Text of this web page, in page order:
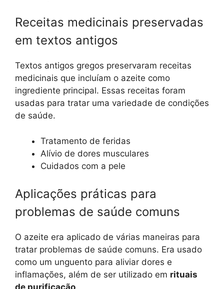
Receitas medicinais preservadas
em textos antigos
Textos antigos gregos preservaram receitas
medicinais que incluíam o azeite como
ingrediente principal. Essas receitas foram
usadas para tratar uma variedade de condições
de saúde.
Tratamento de feridas
Alívio de dores musculares
Cuidados com a pele
Aplicações práticas para
problemas de saúde comuns
O azeite era aplicado de várias maneiras para
tratar problemas de saúde comuns. Era usado
como um unguento para aliviar dores e
inflamações, além de ser utilizado em rituais